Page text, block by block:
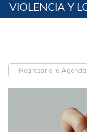
VIOLENCIA Y
Regresar a la Agenda